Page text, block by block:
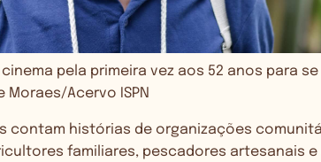
pela primeira vez aos 52 anos para se
Acervo ISPN
contam histórias de organizações
familiares, pescadores artesanais